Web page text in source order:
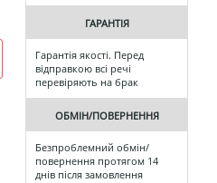
ГАРАНТІЯ
Гарантія якості. Перед
відправкою всі речі
перевіряють на брак
ОБМІН/ПОВЕРНЕННЯ
Безпроблемний обмін/
повернення протягом 14
днів після замовлення